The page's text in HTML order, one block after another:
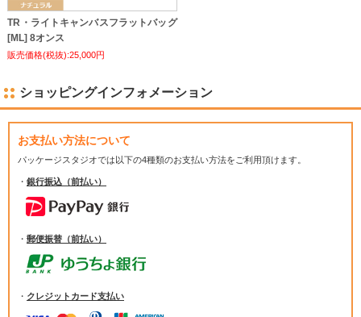
TR・ライトキャンバスフラットバッグ
[ML] 8オンス
販売価格(税抜):25,000円
ショッピングインフォメーション
お支払い方法について
パッケージスタジオでは以下の4種類のお支払い方法をご利用頂けます。
・ 銀行振込（前払い）
・ 郵便振替（前払い）
・ クレジットカード支払い